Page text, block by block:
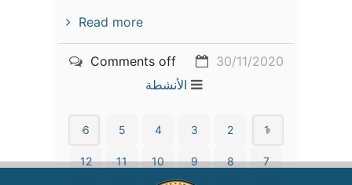
Read more
30/11/2020
Comments off
الأنشطة
1
2
3
4
5
6
7
8
9
10
11
12